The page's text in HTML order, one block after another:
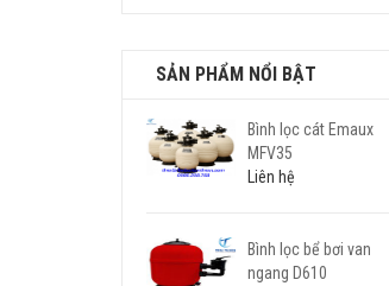
SẢN PHẨM NỔI BẬT
Bình lọc cát Emaux
MFV35
Liên hệ
Bình lọc bể bơi van
ngang D610